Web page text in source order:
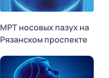
МРТ носовых пазух на
Рязанском проспекте